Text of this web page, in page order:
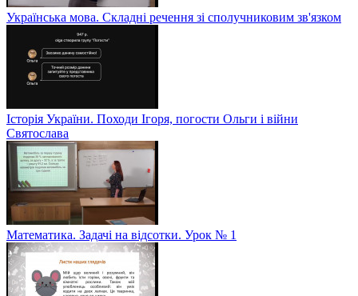
Українська мова. Складні речення зі сполучниковим зв'язком
Історія України. Походи Ігоря, погости Ольги і війни
Святослава
Математика. Задачі на відсотки. Урок № 1